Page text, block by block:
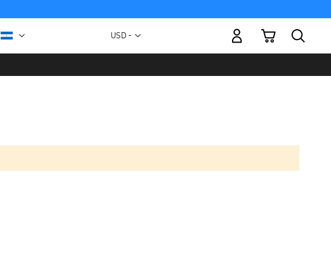
Moneda
USD -
Mi carrito